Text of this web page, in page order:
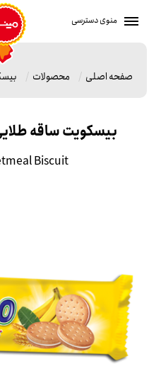
منوی دسترسی
صفحه اصلی محصولات
بیسکویت ساقه
Biscuit